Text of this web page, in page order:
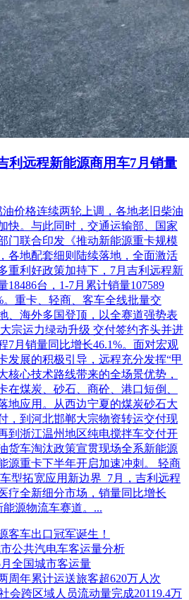
利远程新能源商用车7月销量
油价格连续两轮上调，各地老旧柴油
快。与此同时，交通运输部、国家
门联合印发《推动新能源重卡规模
各地配套细则陆续落地，全面激活
重利好政策加持下，7月吉利远程新
18486台，1-7月累计销量107589
。重卡、轻商、客车全线批量交
、海外多国登顶，以全赛道强势表
宗运力绿动升级 交付签约齐头并进
7月销量同比增长46.1%。面对宏观
发展的积极引导，远程充分发挥“甲
核心技术路线带来的全场景优势，
在煤炭、砂石、商砼、港口短倒、
地应用。从西边宁夏的煤炭砂石大
，到河北邯郸大宗物资转运交付现
到浙江温州地区纯电搅拌车交付开
货车淘汰政策宣贯现场全系新能源
源重卡下半年开启加速冲刺。 轻商
型拓宽应用新边界 7月，吉利远程
疗全新细分市场，销量同比增长
能源物流车赛道。...
客车出口冠军诞生！
公共汽电车客运量分析
全国城市客运量
周年累计运送旅客超620万人次
会跨区域人员流动量完成20119.4万